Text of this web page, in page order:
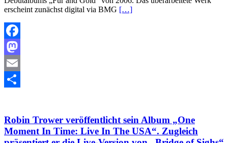
erscheint zunächst digital via BMG […]
Facebook
Mastodon
Email
Robin Trower veröffentlicht sein Album „One
Moment In Time: Live In The USA“. Zugleich